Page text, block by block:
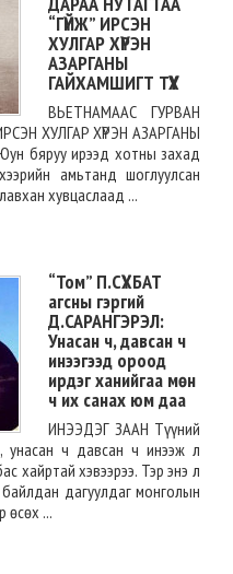
“ГҮЙЖ” ИРСЭН
ХУЛГАР ХҮРЭН
АЗАРГАНЫ
ГАЙХАМШИГТ ТҮҮХ
ВЬЕТНАМААС ГУРВАН
ХУЛГАР ХҮРЭН АЗАРГАНЫ
бяруу ирээд хотны захад
амьтанд шоглуулсан
хувцаслаад ...
“Том” П.СҮХБАТ
агсны гэргий
Д.САРАНГЭРЭЛ:
Унасан ч, давсан ч
инээгээд ороод
ирдэг ханийгаа мөн
ч их санах юм даа
ИНЭЭДЭГ ЗААН Түүний
унасан ч давсан ч инээж л
хайртай хэвээрээ. Тэр энэ л
байлдан дагуулдаг монголын
өсөх ...